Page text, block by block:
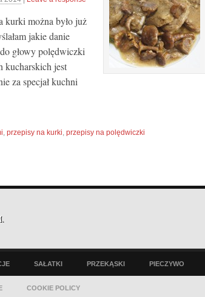
kurki można było już
jakie danie
głowy polędwiczki
kucharskich jest
za specjał kuchni
przepisy na kurki przepisy na polędwiczki
.
SAŁATKI PRZEKĄSKI PIECZYWO
COOKIE POLICY